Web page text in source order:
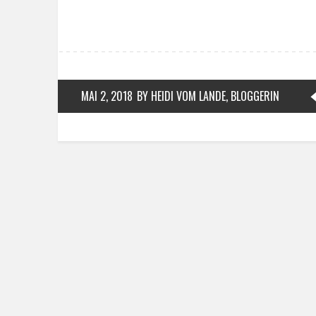
MAI 2, 2018 BY HEIDI VOM LANDE, BLOGGERIN